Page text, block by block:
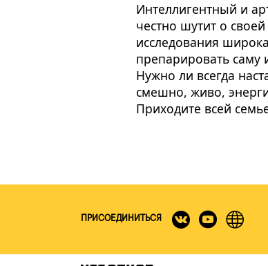
Интеллигентный и
честно шутит о
исследования
препарировать
Нужно ли всегда
смешно, живо,
Приходите всей
ПРИСОЕДИНИТЬСЯ